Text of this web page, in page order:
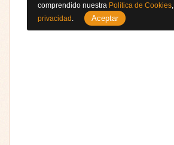
comprendido nuestra Política de Cookies,
privacidad . Aceptar